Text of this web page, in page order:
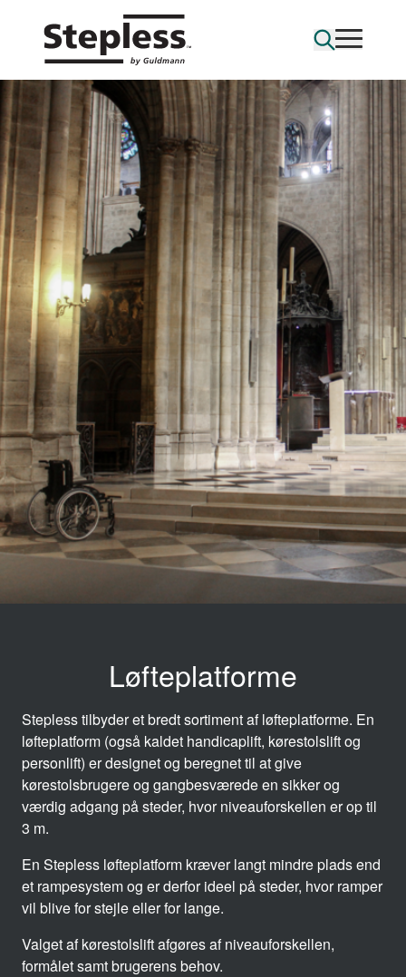
Løfteplatforme
Stepless tilbyder et bredt sortiment af løfteplatforme. En
løfteplatform (også kaldet handicaplift, kørestolslift og
personlift) er designet og beregnet til at give
kørestolsbrugere og gangbesværede en sikker og
værdig adgang på steder, hvor niveauforskellen er op til
3 m.
En Stepless løfteplatform kræver langt mindre plads end
et rampesystem og er derfor ideel på steder, hvor ramper
vil blive for stejle eller for lange.
Valget af kørestolslift afgøres af niveauforskellen,
formålet samt brugerens behov.